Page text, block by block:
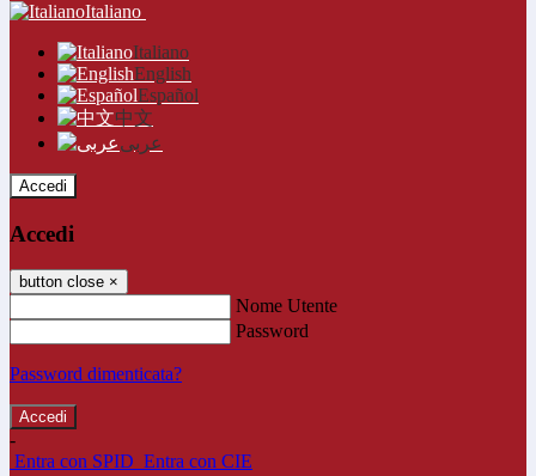
Italiano
Italiano
English
Español
中文
عربى
Accedi
Accedi
button close ×
Nome Utente
Password
Password dimenticata?
-
Entra con SPID Entra con CIE